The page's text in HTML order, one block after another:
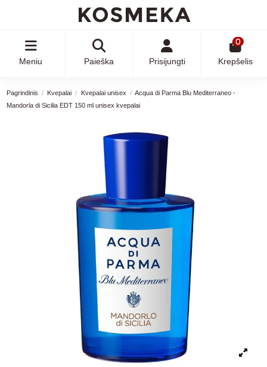
Meniu Paieška Prisijungti
0
Krepšelis
Pagrindinis Kvepalai Kvepalai unisex
Acqua di Parma Blu Mediterraneo -
Mandorla di Sicilia EDT 150 ml unisex kvepalai